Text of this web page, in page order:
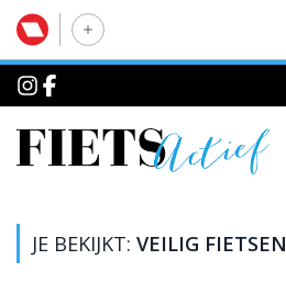
JE BEKIJKT: VEILIG FIETSEN